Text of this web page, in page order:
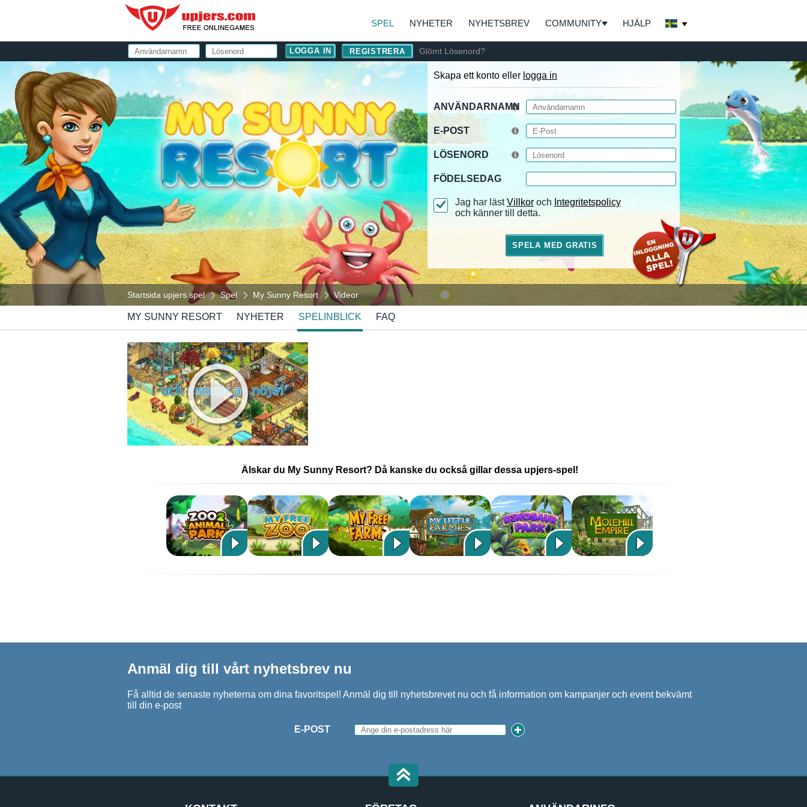
SPEL NYHETER NYHETSBREV COMMUNITY HJÄLP
REGISTRERA Glömt Lösenord?
Skapa ett konto eller logga in
ANVÄNDARNAMN
E-POST
LÖSENORD
FÖDELSEDAG
Jag har lästVillkor och Integritetspolicy
och känner till detta.
Startsida upjers spel Spel My Sunny Resort Videor
MY SUNNY RESORT NYHETER SPELINBLICK FAQ
Älskar du My Sunny Resort? Då kanske du också gillar dessa upjers-spel!
Anmäl dig till vårt nyhetsbrev nu
Få alltid de senaste nyheterna om dina favoritspel! Anmäl dig till nyhetsbrevet nu och få information om kampanjer och event bekvämt
till din e-post
E-POST